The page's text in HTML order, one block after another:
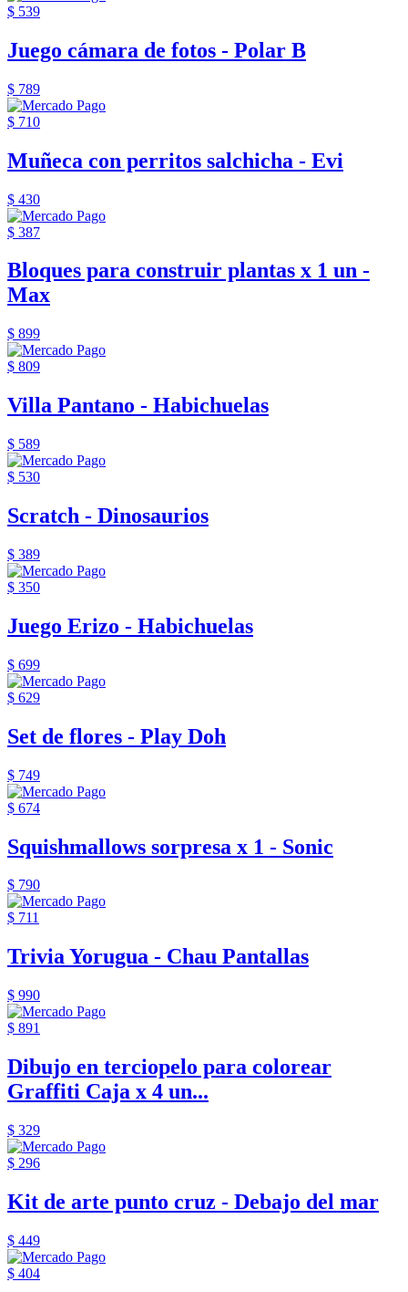
$ 539
Juego cámara de fotos - Polar B
$ 789
$ 710
Muñeca con perritos salchicha - Evi
$ 430
$ 387
Bloques para construir plantas x 1 un -
Max
$ 899
$ 809
Villa Pantano - Habichuelas
$ 589
$ 530
Scratch - Dinosaurios
$ 389
$ 350
Juego Erizo - Habichuelas
$ 699
$ 629
Set de flores - Play Doh
$ 749
$ 674
Squishmallows sorpresa x 1 - Sonic
$ 790
$ 711
Trivia Yorugua - Chau Pantallas
$ 990
$ 891
Dibujo en terciopelo para colorear
Graffiti Caja x 4 un...
$ 329
$ 296
Kit de arte punto cruz - Debajo del mar
$ 449
$ 404